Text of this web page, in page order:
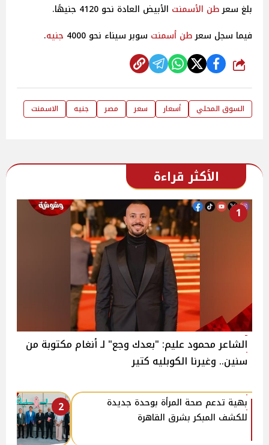
بلغ سعرطن الأسمنت الأبيض العادة نحو 4120 جنيهًا.
فيما سجل سعرطن أسمنت سوبر سيناء نحو 4000 جنيه.
شارك
السوق المحلي أسعار سعر مصر جنيه الاسمنت
الأكثر قراءة
1
الشاعر محمود عليم: "بعدك وجع" لـ أنغام مكتوبة من
سنين.. وغيرنا الكوبليه كتير
2
بهية تدعم صحة المرأة بوحدة جديدة
للكشف المبكر بشرق القاهرة